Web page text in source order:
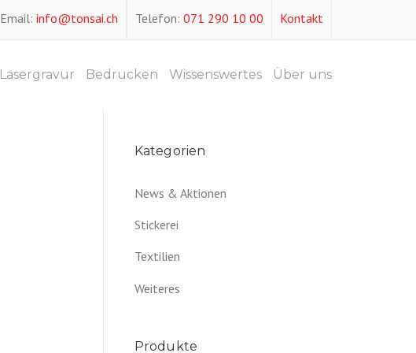
Kontakt
Telefon: 071 290 10 00
Email: info@tonsai.ch
Lasergravur Bedrucken Wissenswertes Über uns
Kategorien
News & Aktionen
Stickerei
Textilien
Weiteres
Produkte